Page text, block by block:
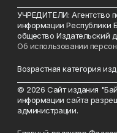
УЧРЕДИТЕЛИ: Агентство
информации Республики
общество Издательский
Об использовании
Возрастная категория
© 2026 Сайт издания
информации сайта
администрации.